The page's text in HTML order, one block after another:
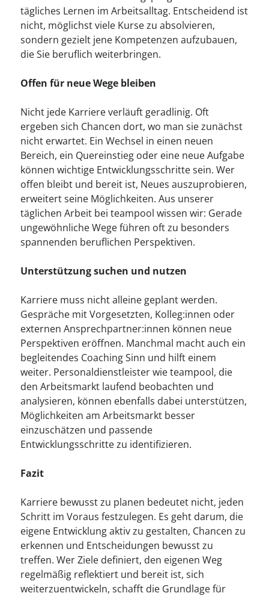
tägliches Lernen im Arbeitsalltag. Entscheidend ist
nicht, möglichst viele Kurse zu absolvieren,
sondern gezielt jene Kompetenzen aufzubauen,
die Sie beruflich weiterbringen.
Offen für neue Wege bleiben
Nicht jede Karriere verläuft geradlinig. Oft
ergeben sich Chancen dort, wo man sie zunächst
nicht erwartet. Ein Wechsel in einen neuen
Bereich, ein Quereinstieg oder eine neue Aufgabe
können wichtige Entwicklungsschritte sein. Wer
offen bleibt und bereit ist, Neues auszuprobieren,
erweitert seine Möglichkeiten. Aus unserer
täglichen Arbeit bei teampool wissen wir: Gerade
ungewöhnliche Wege führen oft zu besonders
spannenden beruflichen Perspektiven.
Unterstützung suchen und nutzen
Karriere muss nicht alleine geplant werden.
Gespräche mit Vorgesetzten, Kolleg:innen oder
externen Ansprechpartner:innen können neue
Perspektiven eröffnen. Manchmal macht auch ein
begleitendes Coaching Sinn und hilft einem
weiter. Personaldienstleister wie teampool, die
den Arbeitsmarkt laufend beobachten und
analysieren, können ebenfalls dabei unterstützen,
Möglichkeiten am Arbeitsmarkt besser
einzuschätzen und passende
Entwicklungsschritte zu identifizieren.
Fazit
Karriere bewusst zu planen bedeutet nicht, jeden
Schritt im Voraus festzulegen. Es geht darum, die
eigene Entwicklung aktiv zu gestalten, Chancen zu
erkennen und Entscheidungen bewusst zu
treffen. Wer Ziele definiert, den eigenen Weg
regelmäßig reflektiert und bereit ist, sich
weiterzuentwickeln, schafft die Grundlage für